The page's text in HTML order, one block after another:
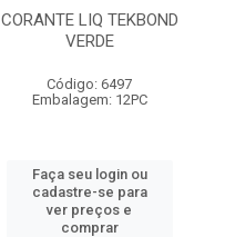
CORANTE LIQ TEKBOND
VERDE
Código: 6497
Embalagem: 12PC
Faça seu login ou
cadastre-se para
ver preços e
comprar